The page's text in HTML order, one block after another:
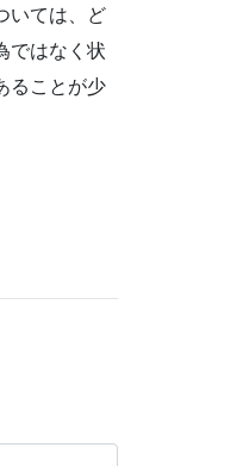
いては、ど
ではなく状
ることが少